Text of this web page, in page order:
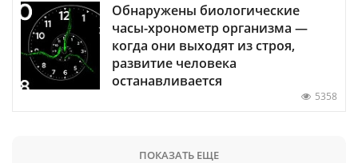
Обнаружены биологические
часы-хронометр организма —
когда они выходят из строя,
развитие человека
останавливается
5358
ПОКАЗАТЬ ЕЩЕ